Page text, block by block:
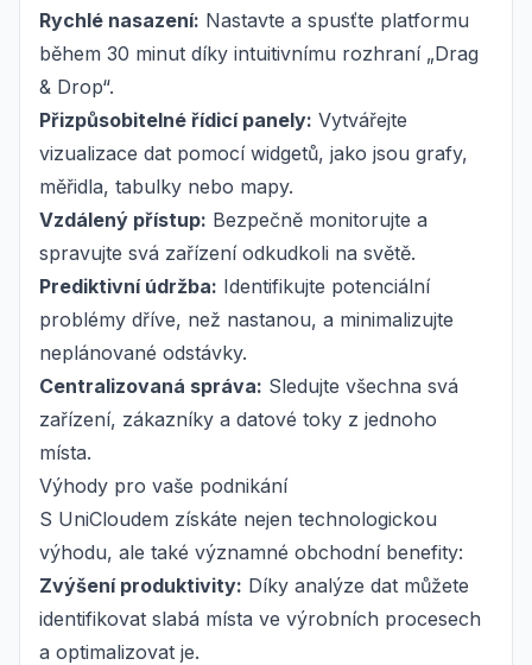
Rychlé nasazení: Nastavte a spusťte platformu
během 30 minut díky intuitivnímu rozhraní „Drag
& Drop“.
Přizpůsobitelné řídicí panely: Vytvářejte
vizualizace dat pomocí widgetů, jako jsou grafy,
měřidla, tabulky nebo mapy.
Vzdálený přístup: Bezpečně monitorujte a
spravujte svá zařízení odkudkoli na světě.
Prediktivní údržba: Identifikujte potenciální
problémy dříve, než nastanou, a minimalizujte
neplánované odstávky.
Centralizovaná správa: Sledujte všechna svá
zařízení, zákazníky a datové toky z jednoho
místa.
Výhody pro vaše podnikání
S UniCloudem získáte nejen technologickou
výhodu, ale také významné obchodní benefity:
Zvýšení produktivity: Díky analýze dat můžete
identifikovat slabá místa ve výrobních procesech
a optimalizovat je.